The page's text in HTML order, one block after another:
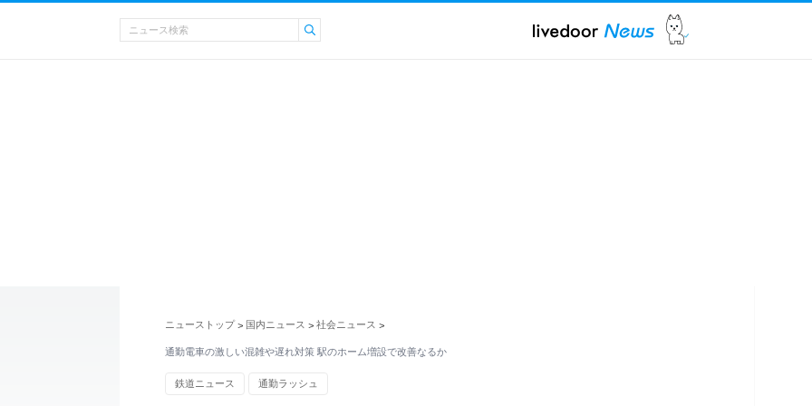
ニューストップ > 国内ニュース > 社会ニュース >
通勤電車の激しい混雑や遅れ対策 駅のホーム増設で改善なるか
鉄道ニュース 通勤ラッシュ